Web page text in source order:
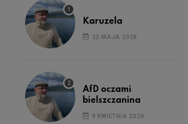
Karuzela
22 MAJA 2026
AfD oczami
bielszczanina
9 KWIETNIA 2026